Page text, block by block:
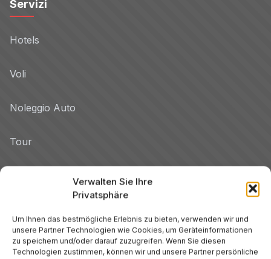
Verwalten Sie Ihre
Privatsphäre
Um Ihnen das bestmögliche Erlebnis zu bieten, verwenden wir und
unsere Partner Technologien wie Cookies, um Geräteinformationen
zu speichern und/oder darauf zuzugreifen. Wenn Sie diesen
Technologien zustimmen, können wir und unsere Partner persönliche
Servizi
Hotels
Voli
Noleggio Auto
Tour
Hotel per Regione